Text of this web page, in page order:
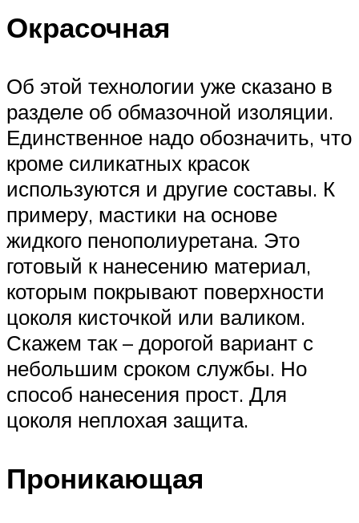
Окрасочная
Об этой технологии уже сказано в
разделе об обмазочной изоляции.
Единственное надо обозначить, что
кроме силикатных красок
используются и другие составы. К
примеру, мастики на основе
жидкого пенополиуретана. Это
готовый к нанесению материал,
которым покрывают поверхности
цоколя кисточкой или валиком.
Скажем так – дорогой вариант с
небольшим сроком службы. Но
способ нанесения прост. Для
цоколя неплохая защита.
Проникающая